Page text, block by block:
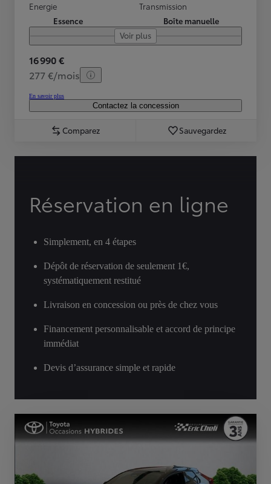
Energie
Essence
Transmission
Boîte manuelle
Voir plus
16 990 €
277 €/mois
En savoir plus
Contactez la concession
Comparez Sauvegardez
Réservation en ligne
Simplement, en 4 étapes
Dépôt de réservation de seulement 1€,
systématiquement restitué
Livraison en concession ou près de chez vous
Financement personnalisable et accord de principe
immédiat
Devis d’assurance simple et rapide